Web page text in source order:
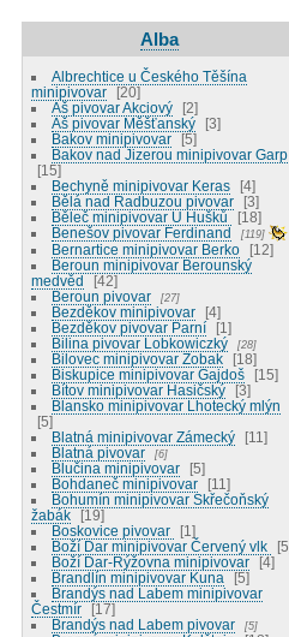
Alba
Albrechtice u Českého Těšína
minipivovar
20
Aš pivovar Akciový
2
Aš pivovar Měšťanský
3
Bakov minipivovar
5
Bakov nad Jizerou minipivovar Garp
15
Bechyně minipivovar Keras
4
Bělá nad Radbuzou pivovar
3
Běleč minipivovar U Hušků
18
Benešov pivovar Ferdinand
119
Bernartice minipivovar Berko
12
Beroun minipivovar Berounský
medvěd
42
Beroun pivovar
27
Bezděkov minipivovar
4
Bezděkov pivovar Parní
1
Bilina pivovar Lobkowiczký
28
Bilovec minipivovar Zobak
18
Biskupice minipivovar Gajdoš
15
Bítov minipivovar Hasičský
3
Blansko minipivovar Lhotecký mlýn
5
Blatná minipivovar Zámecký
11
Blatná pivovar
6
Blučina minipivovar
5
Bohdaneč minipivovar
11
Bohumín minipivovar Skřečoňský
žabák
19
Boskovice pivovar
1
Boží Dar minipivovar Červený vlk
5
Boží Dar-Rýžovna minipivovar
4
Brandlín minipivovar Kuna
5
Brandýs nad Labem minipivovar
Čestmír
17
Brandýs nad Labem pivovar
5